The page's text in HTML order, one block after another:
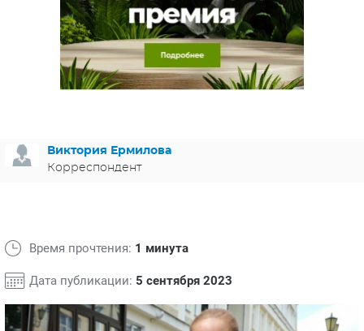
МЕЛОДРАМЫ
ИСПАНИЯ
ФРАНЦИЯ
ГЕРМАНИЯ
СВЕТСКИЕ НОВОСТИ
СПОЙЛЕРЫ ИЗ СЕРИАЛОВ
Виктория Ермилова
Корреспондент
Время прочтения: 1 минута
Дата публикации: 5 сентября 2023